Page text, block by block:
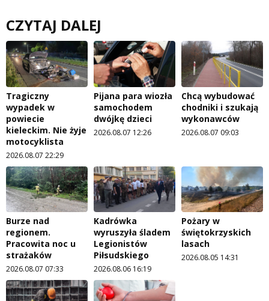
CZYTAJ DALEJ
Tragiczny
wypadek w
powiecie
kieleckim. Nie żyje
motocyklista
2026.08.07 22:29
Pijana para wiozła
samochodem
dwójkę dzieci
2026.08.07 12:26
Chcą wybudować
chodniki i szukają
wykonawców
2026.08.07 09:03
Burze nad
regionem.
Pracowita noc u
strażaków
2026.08.07 07:33
Kadrówka
wyruszyła śladem
Legionistów
Piłsudskiego
2026.08.06 16:19
Pożary w
świętokrzyskich
lasach
2026.08.05 14:31